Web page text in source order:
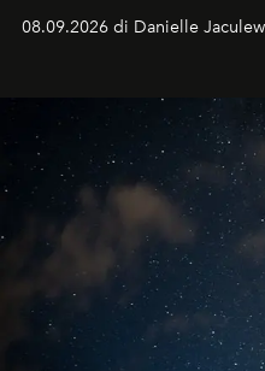
dell'autunno?
08.09.2026 di Danielle